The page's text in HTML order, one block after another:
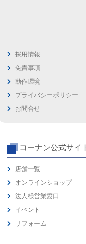
採用情報
免責事項
動作環境
プライバシーポリシー
お問合せ
コーナン公式サイ
店舗一覧
オンラインショップ
法人様営業窓口
イベント
リフォーム